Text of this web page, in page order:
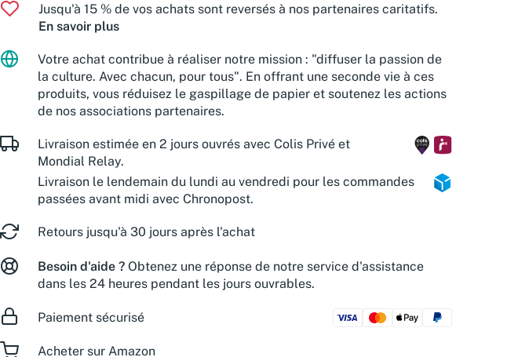
Jusqu'à 15 % de vos achats sont reversés à nos partenaires caritatifs.
En savoir plus
Votre achat contribue à réaliser notre mission : "diffuser la passion de
la culture. Avec chacun, pour tous". En offrant une seconde vie à ces
produits, vous réduisez le gaspillage de papier et soutenez les actions
de nos associations partenaires.
Livraison estimée en 2 jours ouvrés avec Colis Privé et
Mondial Relay.
Livraison le lendemain du lundi au vendredi pour les commandes
passées avant midi avec Chronopost.
Retours jusqu'à 30 jours après l'achat
Besoin d'aide ? Obtenez une réponse de notre service d'assistance
dans les 24 heures pendant les jours ouvrables.
Paiement sécurisé
Acheter sur Amazon